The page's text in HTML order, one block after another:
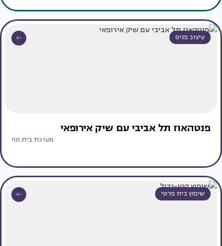
עיצוב פנים
פנטהאוז תל אביבי עם שיק אירופאי
מערכת בית ונוי
שיפוץ בית פרטי